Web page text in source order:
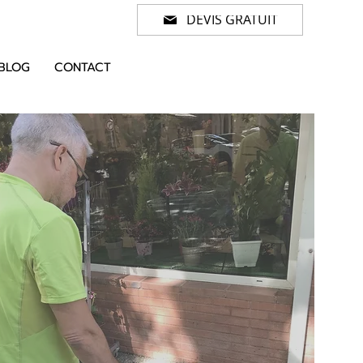
DEVIS GRATUIT
CONTACT